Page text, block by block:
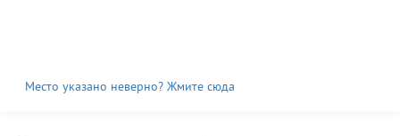
Место указано неверно? Жмите сюда